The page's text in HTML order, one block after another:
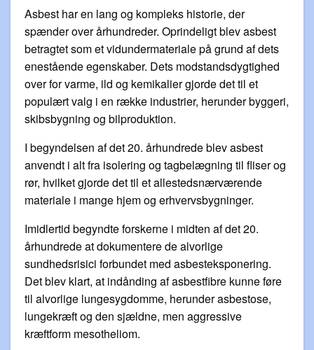
Asbest har en lang og kompleks historie, der
spænder over århundreder. Oprindeligt blev asbest
betragtet som et vidundermateriale på grund af dets
enestående egenskaber. Dets modstandsdygtighed
over for varme, ild og kemikalier gjorde det til et
populært valg i en række industrier, herunder byggeri,
skibsbygning og bilproduktion.
I begyndelsen af det 20. århundrede blev asbest
anvendt i alt fra isolering og tagbelægning til fliser og
rør, hvilket gjorde det til et allestedsnærværende
materiale i mange hjem og erhvervsbygninger.
Imidlertid begyndte forskerne i midten af det 20.
århundrede at dokumentere de alvorlige
sundhedsrisici forbundet med asbesteksponering.
Det blev klart, at indånding af asbestfibre kunne føre
til alvorlige lungesygdomme, herunder asbestose,
lungekræft og den sjældne, men aggressive
kræftform mesotheliom.